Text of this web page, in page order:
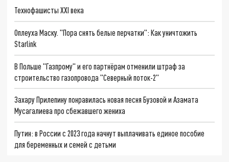
Технофашисты XXI века
Оплеуха Маску. "Пора снять белые перчатки": Как уничтожить
Starlink
В Польше "Газпрому" и его партнёрам отменили штраф за
строительство газопровода "Северный поток-2"
Захару Прилепину понравилась новая песня Бузовой и Азамата
Мусагалиева про сбежавшего жениха
Путин: в России с 2023 года начнут выплачивать единое пособие
для беременных и семей с детьми